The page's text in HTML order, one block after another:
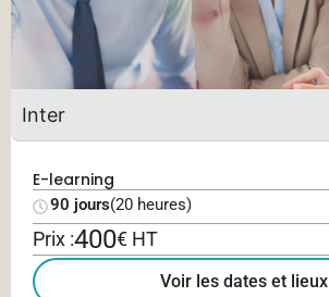
Inter
E-learning
90 jours(20 heures)
Prix :400€ HT
Voir les dates et lieux